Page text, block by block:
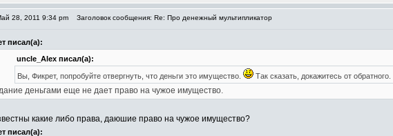
28, 2011 9:34 pm Заголовок сообщения: Re: Про денежный мультипликатор
писал(а):
uncle_Alex писал(а):
Вы, Фикрет, попробуйте отвергнуть, что деньги это имущество. Так сказать, докажитесь от обратного.
деньгами еще не дает право на чужое имущество.
какие либо права, даюшие право на чужое имущество?
писал(а):